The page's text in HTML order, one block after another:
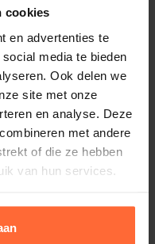
cookies
en advertenties te
media te bieden
Ook delen we
site met onze
en analyse. Deze
met andere
of die ze hebben
van hun services.
sauna’s tot
luxe binnen- en
en onderhoud: wij
jij zorgeloos kunt